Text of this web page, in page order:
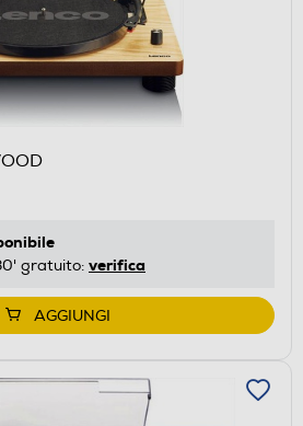
gratuito: verifica
AGGIUNGI